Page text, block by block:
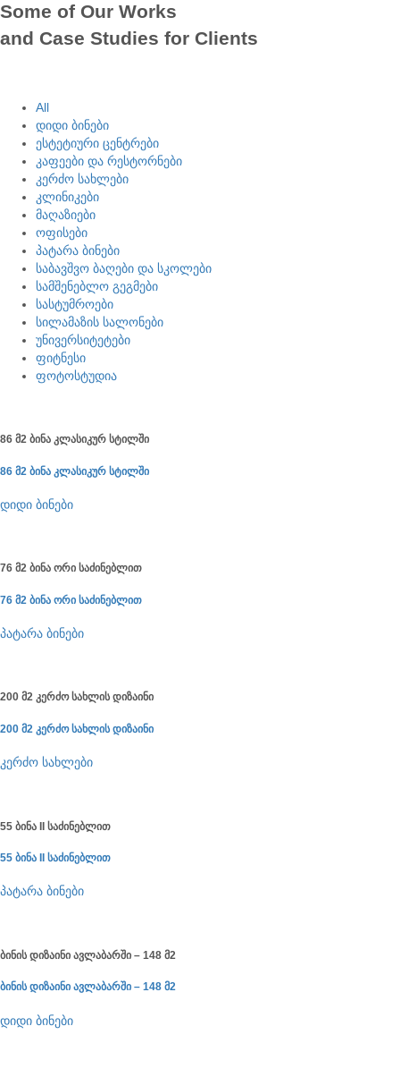
Some of Our Works
and Case Studies for Clients
All
დიდი ბინები
ესტეტიური ცენტრები
კაფეები და რესტორნები
კერძო სახლები
კლინიკები
მაღაზიები
ოფისები
პატარა ბინები
საბავშვო ბაღები და სკოლები
სამშენებლო გეგმები
სასტუმროები
სილამაზის სალონები
უნივერსიტეტები
ფიტნესი
ფოტოსტუდია
86 მ2 ბინა კლასიკურ სტილში
86 მ2 ბინა კლასიკურ სტილში
დიდი ბინები
76 მ2 ბინა ორი საძინებლით
76 მ2 ბინა ორი საძინებლით
პატარა ბინები
200 მ2 კერძო სახლის დიზაინი
200 მ2 კერძო სახლის დიზაინი
კერძო სახლები
55 ბინა II საძინებლით
55 ბინა II საძინებლით
პატარა ბინები
ბინის დიზაინი ავლაბარში – 148 მ2
ბინის დიზაინი ავლაბარში – 148 მ2
დიდი ბინები